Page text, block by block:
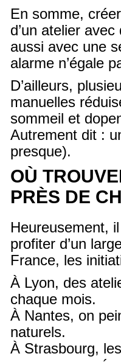
En somme,
d’un atelier
aussi avec une
alarme n’égale
D’ailleurs,
manuelles
sommeil et
Autrement dit :
presque).
OÙ
PRÈS DE
Heureusement,
profiter d’un
France, les
À Lyon, des
chaque mois.
À Nantes, on
naturels.
À Strasbourg,